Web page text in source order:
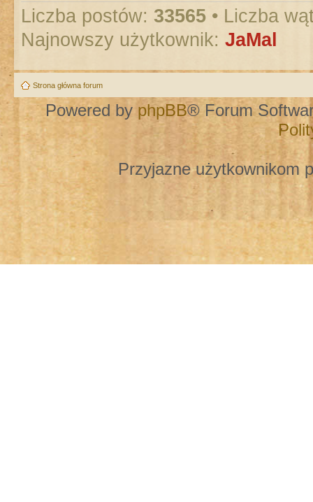
Liczba postów: 33565 • Liczba
Najnowszy użytkownik: JaMal
Strona główna forum
Powered by phpBB® Forum
Przyjazne użytkownikom